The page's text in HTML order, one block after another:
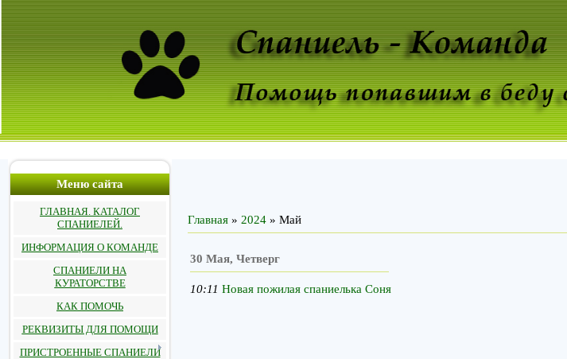
Меню сайта
ГЛАВНАЯ. КАТАЛОГ
СПАНИЕЛЕЙ.
ИНФОРМАЦИЯ О КОМАНДЕ
СПАНИЕЛИ НА
КУРАТОРСТВЕ
КАК ПОМОЧЬ
РЕКВИЗИТЫ ДЛЯ ПОМОЩИ
ПРИСТРОЕННЫЕ СПАНИЕЛИ
Главная » 2024 » Май
30 Мая, Четверг
10:11 Новая пожилая спаниелька Соня